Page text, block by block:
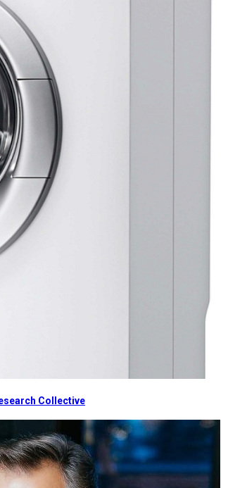
Collective